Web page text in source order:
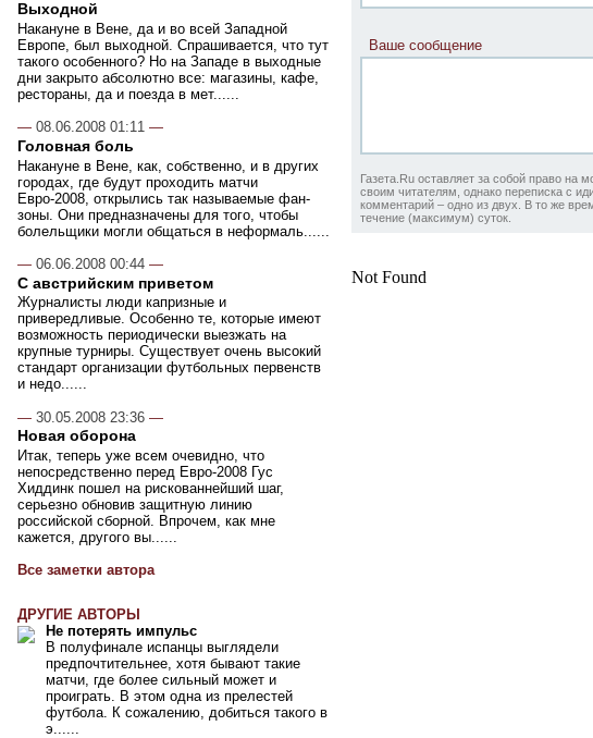
Выходной
Накануне в Вене, да и во всей Западной
Европе, был выходной. Спрашивается, что тут
такого особенного? Но на Западе в выходные
дни закрыто абсолютно все: магазины, кафе,
рестораны, да и поезда в мет......
— 08.06.2008 01:11 —
Головная боль
Накануне в Вене, как, собственно, и в других
городах, где будут проходить матчи
Евро-2008, открылись так называемые фан-
зоны. Они предназначены для того, чтобы
болельщики могли общаться в неформаль......
— 06.06.2008 00:44 —
С австрийским приветом
Журналисты люди капризные и
привередливые. Особенно те, которые имеют
возможность периодически выезжать на
крупные турниры. Существует очень высокий
стандарт организации футбольных первенств
и недо......
— 30.05.2008 23:36 —
Новая оборона
Итак, теперь уже всем очевидно, что
непосредственно перед Евро-2008 Гус
Хиддинк пошел на рискованнейший шаг,
серьезно обновив защитную линию
российской сборной. Впрочем, как мне
кажется, другого вы......
Все заметки автора
ДРУГИЕ АВТОРЫ
Не потерять импульс
В полуфинале испанцы выглядели
предпочтительнее, хотя бывают такие
матчи, где более сильный может и
проиграть. В этом одна из прелестей
футбола. К сожалению, добиться такого в
э......
Ваше сообщение
Газета.Ru оставляет за собой право на
своим читателям, однако переписка с
комментарий – одно из двух. В то же
течение (максимум) суток.
Not Found